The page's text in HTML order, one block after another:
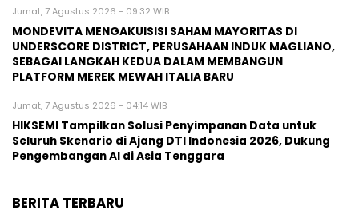
Jumat, 7 Agustus 2026 - 09:32 WIB
MONDEVITA MENGAKUISISI SAHAM MAYORITAS DI
UNDERSCORE DISTRICT, PERUSAHAAN INDUK MAGLIANO,
SEBAGAI LANGKAH KEDUA DALAM MEMBANGUN
PLATFORM MEREK MEWAH ITALIA BARU
Jumat, 7 Agustus 2026 - 04:14 WIB
HIKSEMI Tampilkan Solusi Penyimpanan Data untuk
Seluruh Skenario di Ajang DTI Indonesia 2026, Dukung
Pengembangan AI di Asia Tenggara
BERITA TERBARU